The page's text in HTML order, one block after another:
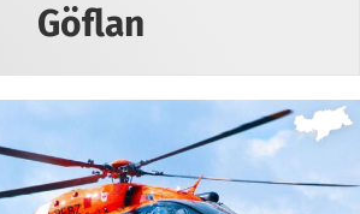
Göflan